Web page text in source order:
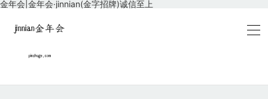
金年会|金年会·jinnian(金字招牌)诚信至上